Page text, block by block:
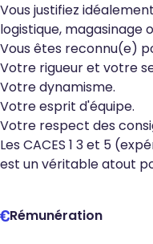
Vous justifiez
logistique, magasinage
Vous êtes reconnu(e)
Votre rigueur et votre
Votre dynamisme.
Votre esprit d'équipe.
Votre respect des
Les CACES 1 3 et 5
est un véritable atout
Rémunération